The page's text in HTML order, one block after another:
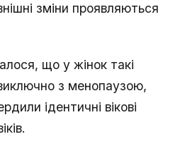
зміни проявляються
що у жінок такі
з менопаузою,
ідентичні вікові